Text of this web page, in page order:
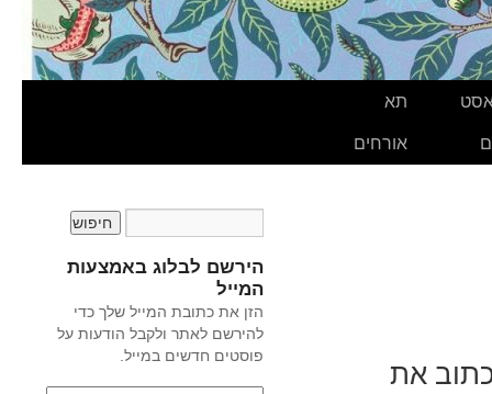
תא
אורחים
את
הירשם לבלוג באמצעות
המייל
הזן את כתובת המייל שלך כדי
להירשם לאתר ולקבל הודעות על
פוסטים חדשים במייל.